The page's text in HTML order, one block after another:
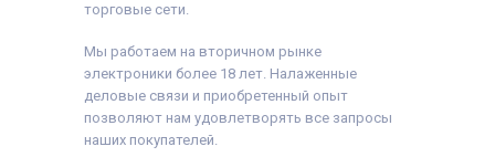
торговые сети.
Мы работаем на вторичном рынке
электроники более 18 лет. Налаженные
деловые связи и приобретенный опыт
позволяют нам удовлетворять все запросы
наших покупателей.